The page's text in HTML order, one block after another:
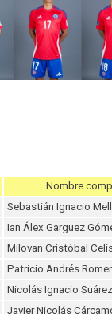
Nombre
Sebastián Ignacio
Ian Álex Garguez
Milovan Cristóbal
Patricio Andrés
Nicolás Ignacio
Javier Nicolás